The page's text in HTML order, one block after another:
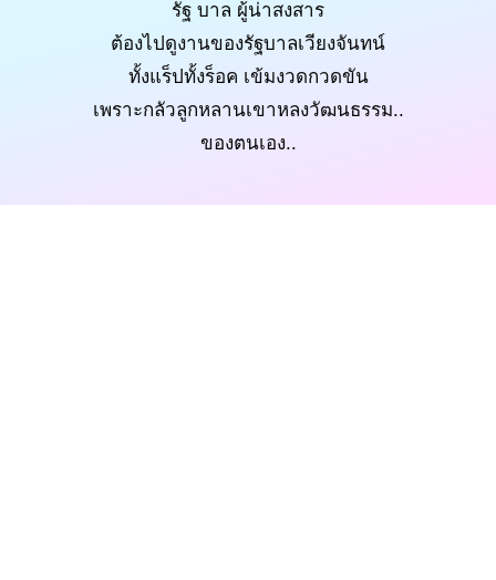
รัฐ บาล ผู้น่าสงสาร
ต้องไปดูงานของรัฐบาลเวียงจันทน์
ทั้งแร็ปทั้งร็อค เข้มงวดกวดขัน
เพราะกลัวลูกหลานเขาหลงวัฒนธรรม..
ของตนเอง..